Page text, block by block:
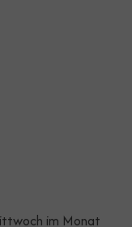
im Monat